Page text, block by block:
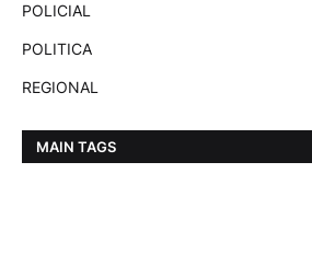
POLICIAL
POLITICA
REGIONAL
MAIN TAGS